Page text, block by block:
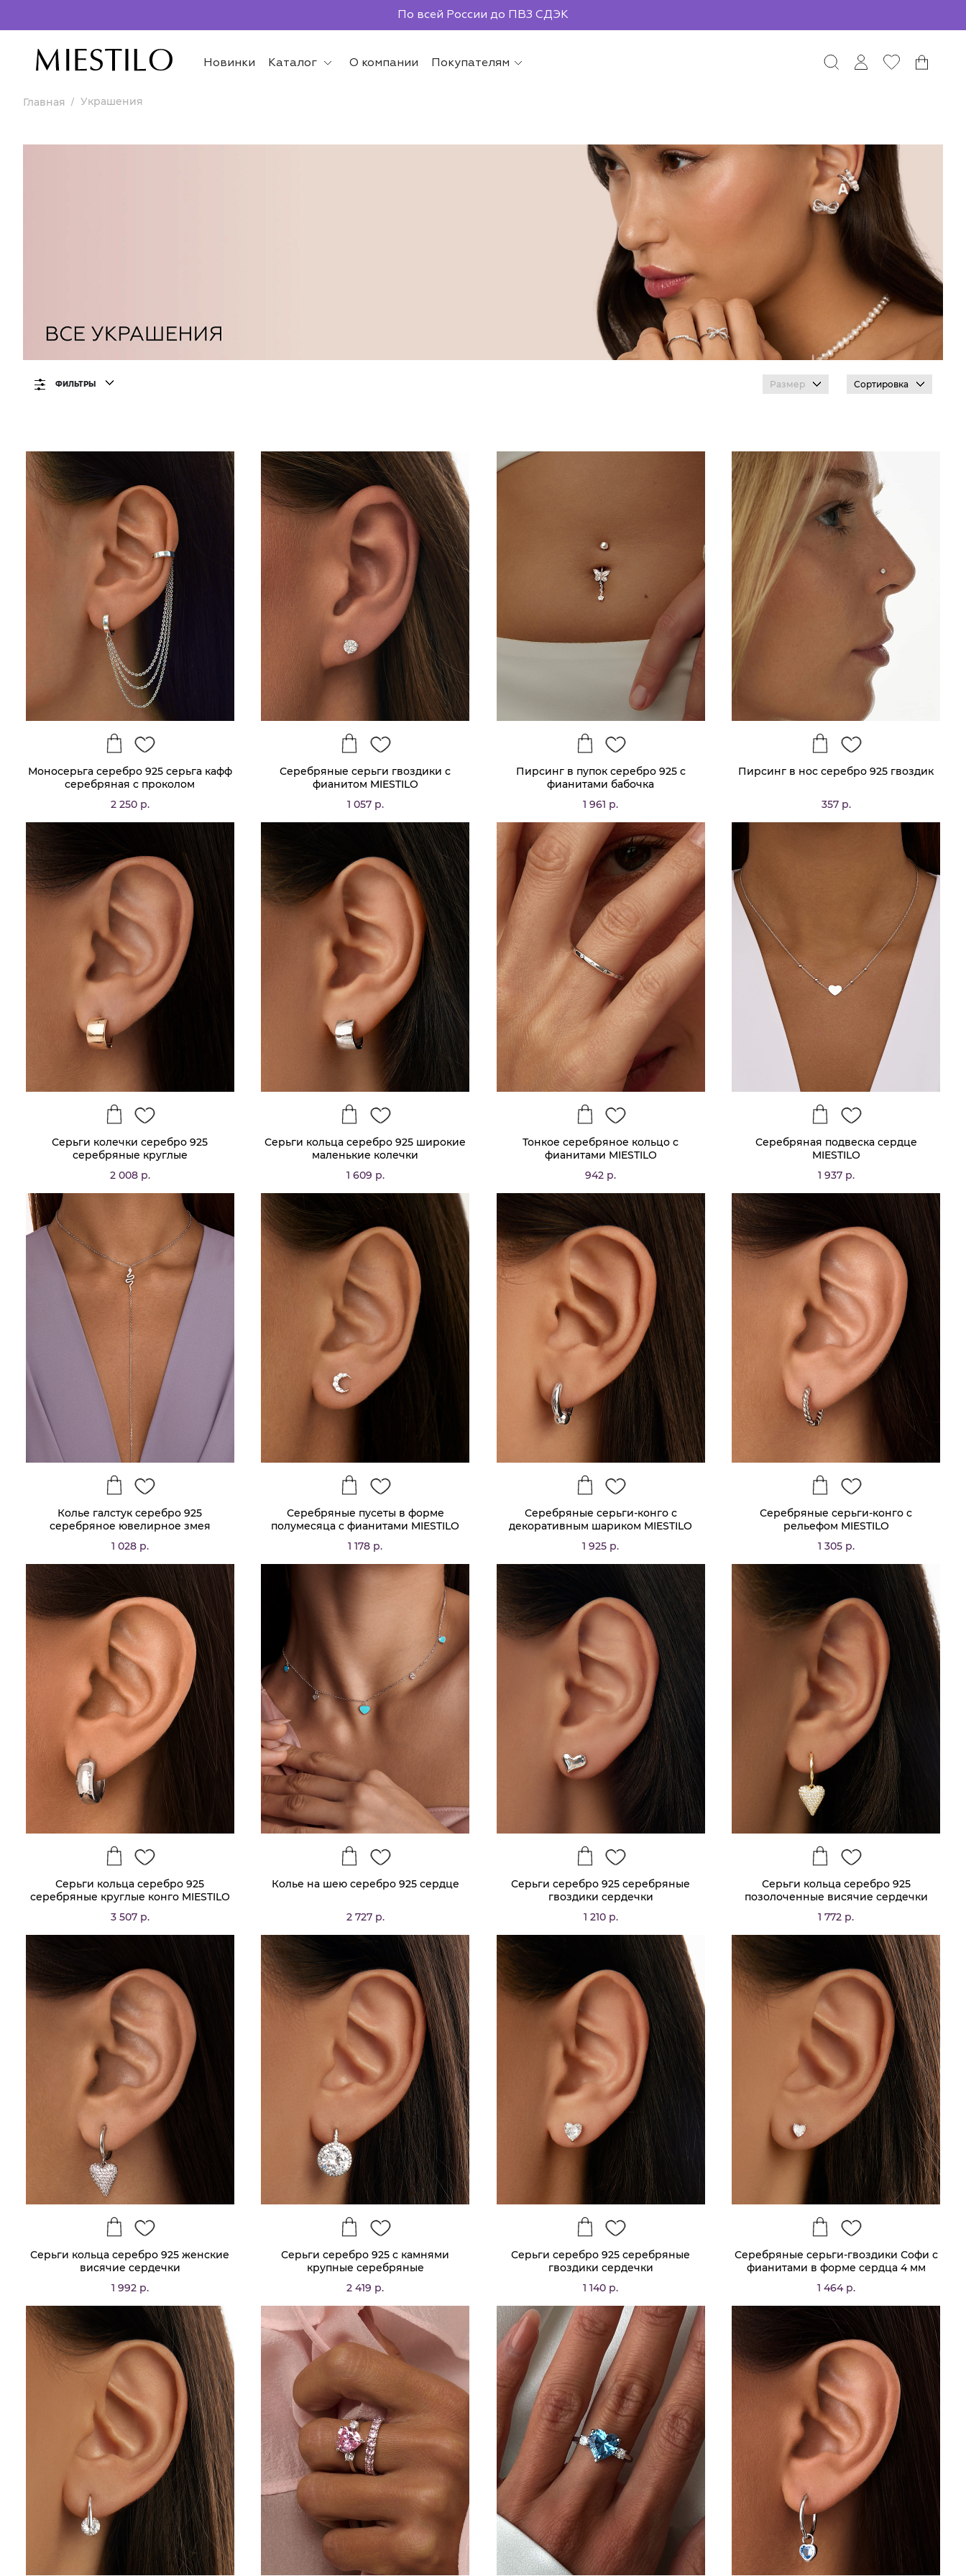
По всей России до ПВЗ СДЭК
Новинки Каталог О компании Покупателям
Главная Украшения
ФИЛЬТРЫ Размер Сортировка
Моносерьга серебро 925 серьга кафф
серебряная с проколом
2 250 р.
Серебряные серьги гвоздики с
фианитом MIESTILO
1 057 р.
Пирсинг в пупок серебро 925 с
фианитами бабочка
1 961 р.
Пирсинг в нос серебро 925 гвоздик
357 р.
Серьги колечки серебро 925
серебряные круглые
2 008 р.
Серьги кольца серебро 925 широкие
маленькие колечки
1 609 р.
Тонкое серебряное кольцо с
фианитами MIESTILO
942 р.
Серебряная подвеска сердце
MIESTILO
1 937 р.
Колье галстук серебро 925
серебряное ювелирное змея
1 028 р.
Серебряные пусеты в форме
полумесяца с фианитами MIESTILO
1 178 р.
Серебряные серьги-конго с
декоративным шариком MIESTILO
1 925 р.
Серебряные серьги-конго с
рельефом MIESTILO
1 305 р.
Серьги кольца серебро 925
серебряные круглые конго MIESTILO
3 507 р.
Колье на шею серебро 925 сердце
2 727 р.
Серьги серебро 925 серебряные
гвоздики сердечки
1 210 р.
Серьги кольца серебро 925
позолоченные висячие сердечки
1 772 р.
Серьги кольца серебро 925 женские
висячие сердечки
1 992 р.
Серьги серебро 925 с камнями
крупные серебряные
2 419 р.
Серьги серебро 925 серебряные
гвоздики сердечки
1 140 р.
Серебряные серьги-гвоздики Софи с
фианитами в форме сердца 4 мм
1 464 р.